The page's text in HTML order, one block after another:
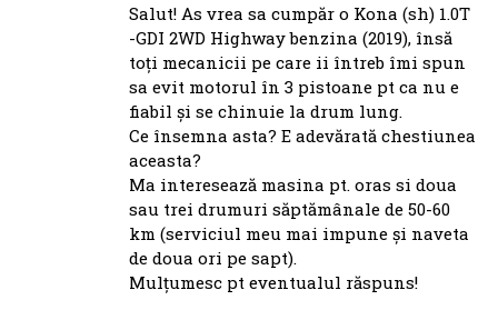
Salut! As vrea sa cumpăr o Kona (sh) 1.0T
-GDI 2WD Highway benzina (2019), însă
toți mecanicii pe care ii întreb îmi spun
sa evit motorul în 3 pistoane pt ca nu e
fiabil și se chinuie la drum lung.
Ce însemna asta? E adevărată chestiunea
aceasta?
Ma interesează masina pt. oras si doua
sau trei drumuri săptămânale de 50-60
km (serviciul meu mai impune și naveta
de doua ori pe sapt).
Mulțumesc pt eventualul răspuns!